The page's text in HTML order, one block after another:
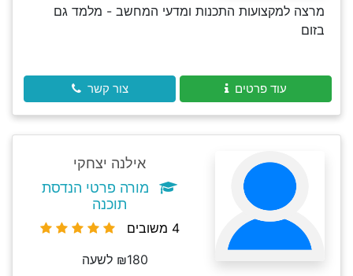
מרצה למקצועות התכנות ומדעי המחשב - מלמד גם
בזום
עוד פרטים צור קשר
אילנה יצחקי
מורה פרטי הנדסת
תוכנה
4 משובים
₪180 לשעה